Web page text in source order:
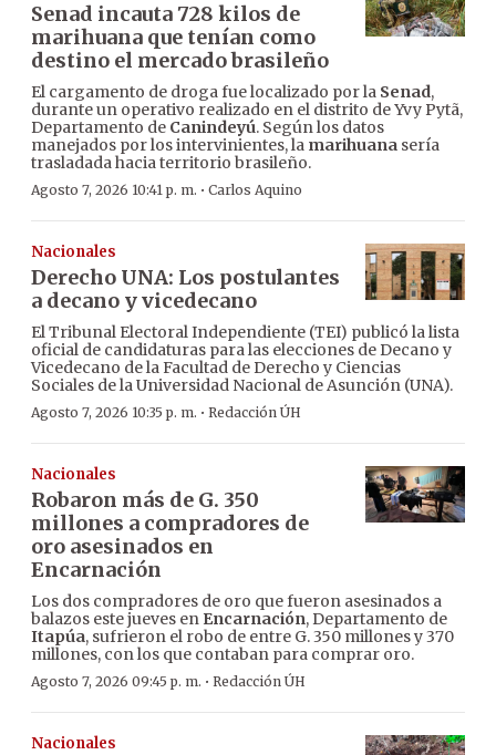
Senad incauta 728 kilos de
marihuana que tenían como
destino el mercado brasileño
El cargamento de droga fue localizado por la Senad,
durante un operativo realizado en el distrito de Yvy Pytã,
Departamento de Canindeyú. Según los datos
manejados por los intervinientes, la marihuana sería
trasladada hacia territorio brasileño.
Agosto 7, 2026 10:41 p. m. · Carlos Aquino
Nacionales
Derecho UNA: Los postulantes
a decano y vicedecano
El Tribunal Electoral Independiente (TEI) publicó la lista
oficial de candidaturas para las elecciones de Decano y
Vicedecano de la Facultad de Derecho y Ciencias
Sociales de la Universidad Nacional de Asunción (UNA).
Agosto 7, 2026 10:35 p. m. · Redacción ÚH
Nacionales
Robaron más de G. 350
millones a compradores de
oro asesinados en
Encarnación
Los dos compradores de oro que fueron asesinados a
balazos este jueves en Encarnación, Departamento de
Itapúa, sufrieron el robo de entre G. 350 millones y 370
millones, con los que contaban para comprar oro.
Agosto 7, 2026 09:45 p. m. · Redacción ÚH
Nacionales